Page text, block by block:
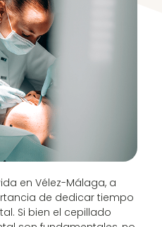
en Vélez-Málaga, a
de dedicar tiempo
Si bien el cepillado